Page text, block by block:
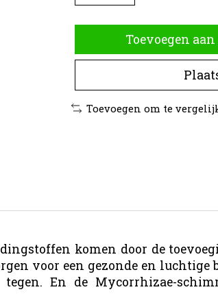
Toevoegen
Toevoegen om te
komen door de
voor een gezonde en luchtige
En de Mycorrhizae-